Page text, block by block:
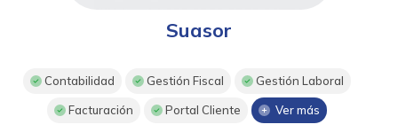
Suasor
Contabilidad Gestión Fiscal Gestión Laboral
Facturación Portal Cliente Ver más